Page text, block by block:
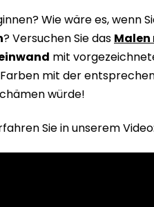
Wie wäre es, wenn
? Versuchen Sie das Malen
mit
mit der
würde!
Sie in unserem Video: